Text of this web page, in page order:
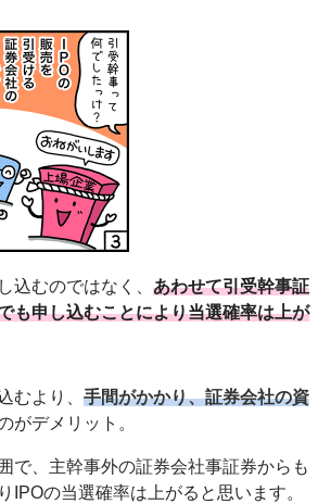
込むのではなく、 あわせて引受幹事証
も申し込むことにより当選確率は上が
むより、 手間がかかり、証券会社の資
がデメリット。
で、主幹事外の証券会社事証券からも
IPOの当選確率は上がると思います。